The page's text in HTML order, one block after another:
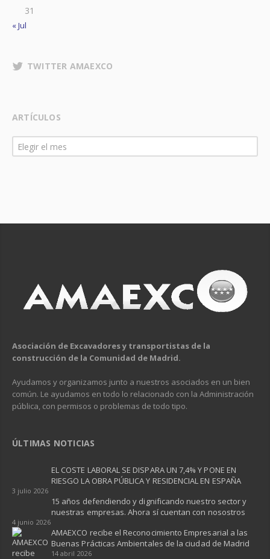
31
« Jul
TWITTER AMAEXCO
ARTÍCULOS
Artículos
Elegir el mes
Asociación de Excavadores y transportistas de la
construcción de la Comunidad de Madrid.
Ayudamos y organizamos junto a nuestros asociados en un bien
común. Le ayudamos en todo lo relacionado con la Administración
pública, con permisos o problemas de todo tipo.
ÚLTIMAS NOTICIAS
EL COSTE LABORAL SE DISPARA UN 7,4% Y PONE EN
RIESGO LA OBRA PÚBLICA Y RESIDENCIAL EN ESPAÑA ​
3 julio 2026
15 años defendiendo y dignificando nuestro sector y
nuestras empresas. Ahora sí cuentan con nosostros
4 junio 2026
AMAEXCO recibe el Reconocimiento Empresarial a las
Buenas Prácticas Ambientales de la ciudad de Madrid
14 abril 2026